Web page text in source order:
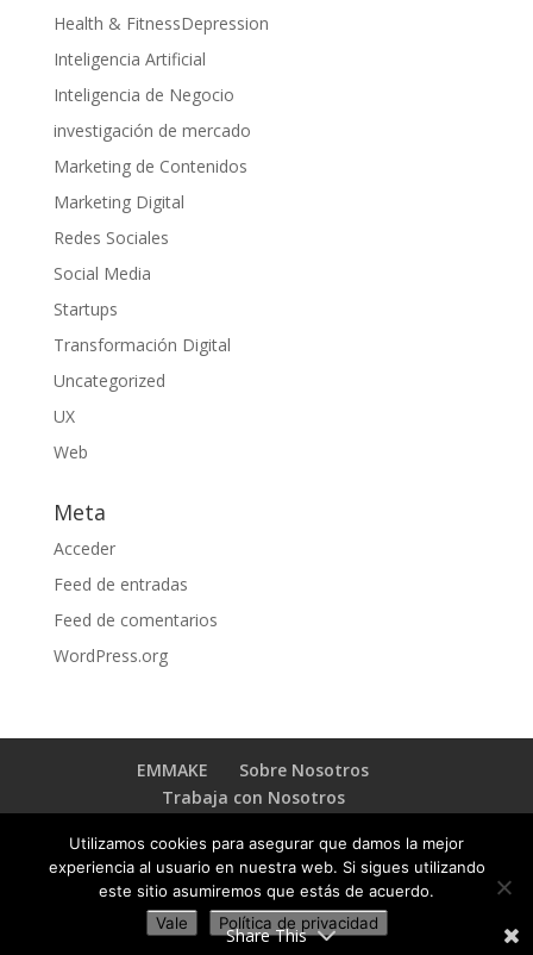
Health & FitnessDepression
Inteligencia Artificial
Inteligencia de Negocio
investigación de mercado
Marketing de Contenidos
Marketing Digital
Redes Sociales
Social Media
Startups
Transformación Digital
Uncategorized
UX
Web
Meta
Acceder
Feed de entradas
Feed de comentarios
WordPress.org
EMMAKE
Sobre Nosotros
Trabaja con Nosotros
Copyright © 2023 EMMAKE - ByEmmake INC
Share This
Utilizamos cookies para asegurar que damos la mejor
experiencia al usuario en nuestra web. Si sigues utilizando
este sitio asumiremos que estás de acuerdo.
Vale
Política de privacidad